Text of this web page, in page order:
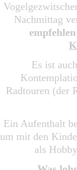
Nachmittag
Es ist
Radtouren (der
Ein Aufenthalt
um mit den
als